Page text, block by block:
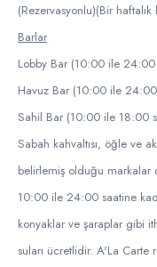
(Rezervasyonlu)(Bir
Barlar
Lobby Bar (10:00 ile 24:00
Havuz Bar (10:00 ile 24:00
Sahil Bar (10:00 ile 18:00
Sabah kahvaltısı, öğle ve
belirlemiş olduğu
10:00 ile 24:00 saatine
konyaklar ve şaraplar gibi
suları ücretlidir. A'La Carte